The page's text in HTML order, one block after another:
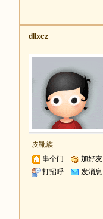
dllxcz
皮靴族
串个门
加好友
打招呼
发消息